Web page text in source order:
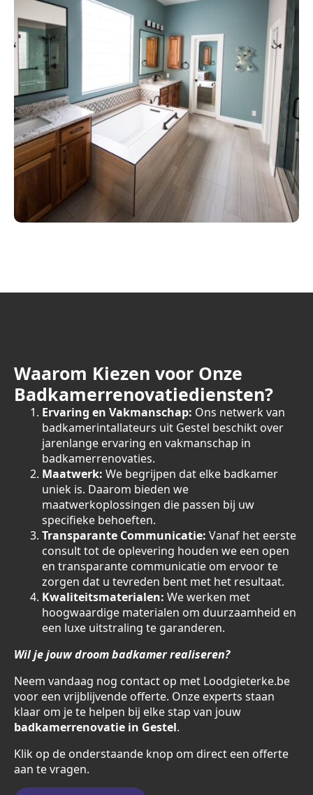
Waarom Kiezen voor Onze
Badkamerrenovatiediensten?
Ervaring en Vakmanschap: Ons netwerk van
badkamerintallateurs uit Gestel beschikt over
jarenlange ervaring en vakmanschap in
badkamerrenovaties.
Maatwerk: We begrijpen dat elke badkamer
uniek is. Daarom bieden we
maatwerkoplossingen die passen bij uw
specifieke behoeften.
Transparante Communicatie: Vanaf het eerste
consult tot de oplevering houden we een open
en transparante communicatie om ervoor te
zorgen dat u tevreden bent met het resultaat.
Kwaliteitsmaterialen: We werken met
hoogwaardige materialen om duurzaamheid en
een luxe uitstraling te garanderen.
Wil je jouw droom badkamer realiseren?
Neem vandaag nog contact op met Loodgieterke.be
voor een vrijblijvende offerte. Onze experts staan
klaar om je te helpen bij elke stap van jouw
badkamerrenovatie in Gestel.
Klik op de onderstaande knop om direct een offerte
aan te vragen.